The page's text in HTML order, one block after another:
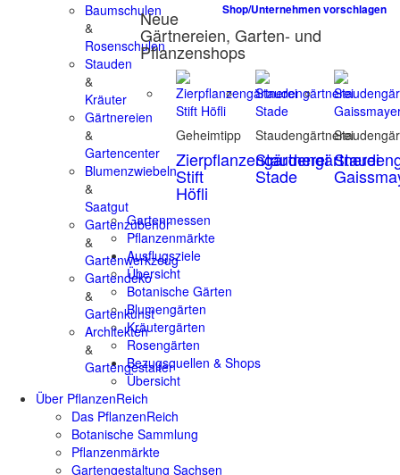
Baumschulen
&
Rosenschulen
Stauden
&
Kräuter
Gärtnereien
&
Gartencenter
Blumenzwiebeln
&
Saatgut
Gartenzubehör
&
Gartenwerkzeug
Gartendeko
&
Gartenkunst
Architekten
&
Gartengestalter
Shop/Unternehmen vorschlagen
Neue
Gärtnereien, Garten- und
Pflanzenshops
Geheimtipp
Zierpflanzengärtnerei
Stift
Höfli
Staudengärtnerei
Staudengärtnerei
Stade
Gartenmessen
Pflanzenmärkte
Ausflugsziele
Übersicht
Botanische Gärten
Blumengärten
Kräutergärten
Rosengärten
Bezugsquellen & Shops
Übersicht
Über PflanzenReich
Das PflanzenReich
Botanische Sammlung
Pflanzenmärkte
Gartengestaltung Sachsen